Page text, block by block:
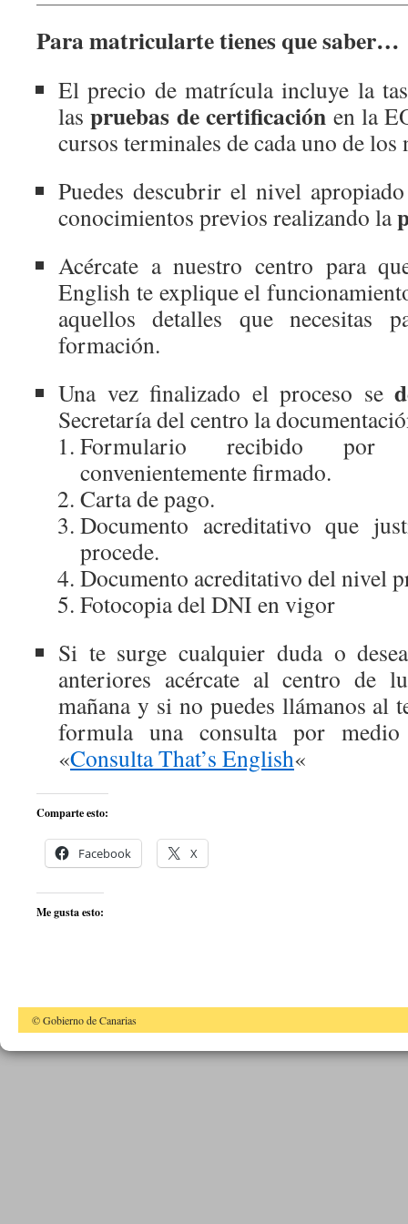
Para matricularte tienes que saber…
El precio de matrícula incluye la
laspruebas de certificación en la
cursos terminales de cada uno de
Puedes descubrir el nivel
conocimientos previos realizando la
Acércate a nuestro centro para
English te explique el
aquellos detalles que necesitas
formación.
Una vez finalizado el proceso se
Secretaría del centro la
Formulario recibido por
convenientemente firmado.
Carta de pago.
Documento acreditativo que
procede.
Documento acreditativo del nivel
Fotocopia del DNI en vigor
Si te surge cualquier duda o
anteriores acércate al centro de
mañana y si no puedes llámanos al
formula una consulta por
«Consulta That’s English«
Comparte esto:
Facebook X
Me gusta esto:
© Gobierno de Canarias